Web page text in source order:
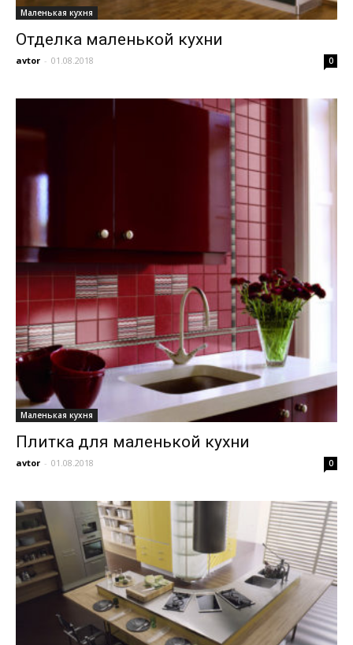
Маленькая кухня
Отделка маленькой кухни
avtor - 01.08.2018 0
Маленькая кухня
Плитка для маленькой кухни
avtor - 01.08.2018 0